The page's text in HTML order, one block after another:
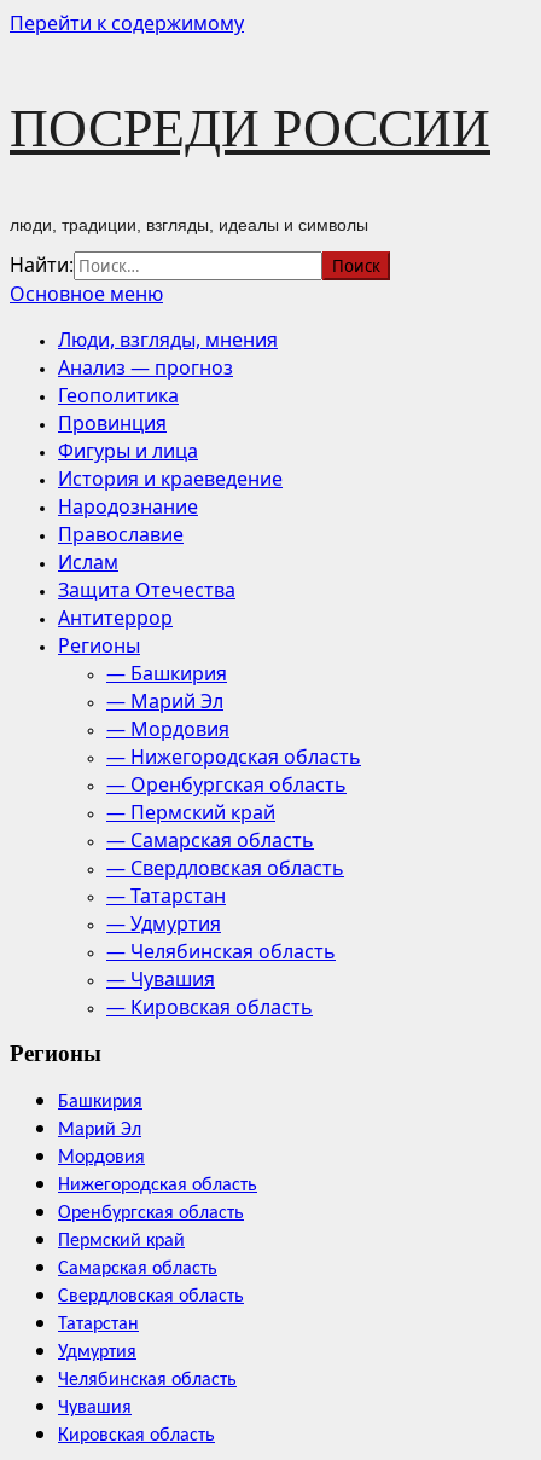
Перейти к содержимому
ПОСРЕДИ РОССИИ
люди, традиции, взгляды, идеалы и символы
Найти:
Основное меню
Люди, взгляды, мнения
Анализ — прогноз
Геополитика
Провинция
Фигуры и лица
История и краеведение
Народознание
Православие
Ислам
Защита Отечества
Антитеррор
Регионы
— Башкирия
— Марий Эл
— Мордовия
— Нижегородская область
— Оренбургская область
— Пермский край
— Самарская область
— Свердловская область
— Татарстан
— Удмуртия
— Челябинская область
— Чувашия
— Кировская область
Регионы
Башкирия
Марий Эл
Мордовия
Нижегородская область
Оренбургская область
Пермский край
Самарская область
Свердловская область
Татарстан
Удмуртия
Челябинская область
Чувашия
Кировская область